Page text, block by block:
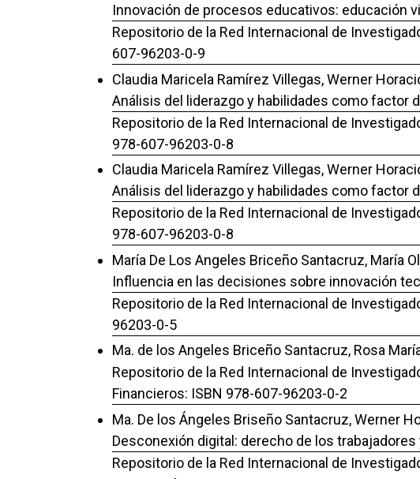
Innovación de procesos educativos: educación
Repositorio de la Red Internacional de
607-96203-0-9
Claudia Maricela Ramírez Villegas, Werner
Análisis del liderazgo y habilidades como factor
Repositorio de la Red Internacional de
978-607-96203-0-8
Claudia Maricela Ramírez Villegas, Werner
Análisis del liderazgo y habilidades como factor
Repositorio de la Red Internacional de
978-607-96203-0-8
María De Los Angeles Briceño Santacruz, María
Influencia en las decisiones sobre innovación
Repositorio de la Red Internacional de
96203-0-5
Ma. de los Angeles Briceño Santacruz, Rosa
Repositorio de la Red Internacional de
Financieros: ISBN 978-607-96203-0-2
Ma. De los Ángeles Briseño Santacruz, Werner
Desconexión digital: derecho de los
Repositorio de la Red Internacional de